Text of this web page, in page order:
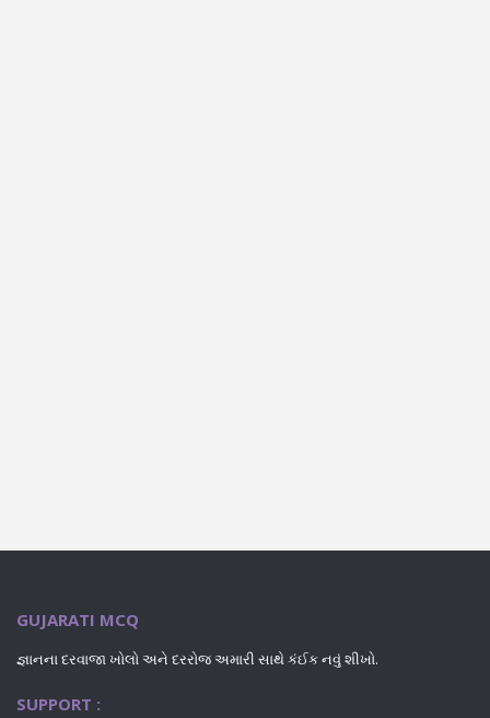
GUJARATI MCQ
જ્ઞાનના દરવાજા ખોલો અને દરરોજ અમારી સાથે કંઈક નવું શીખો.
SUPPORT :